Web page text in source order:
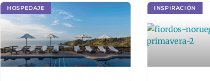
HOSPEDAJE INSPIRACIÓN